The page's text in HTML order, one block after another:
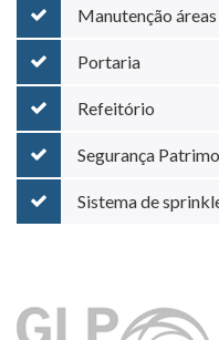
Manutenção
Portaria
Refeitório
Segurança
Sistema de